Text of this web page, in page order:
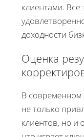
клиентами. Все
доходности
Оценка
В современном
не только
клиентов, но и